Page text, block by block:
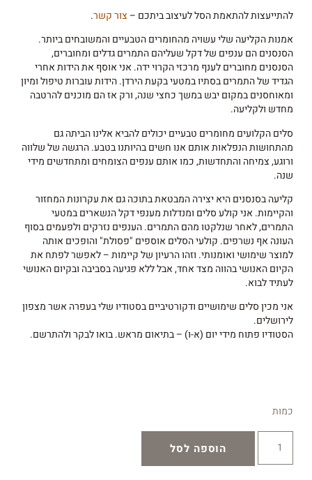
להתייעצות להתאמת הסל לעיצוב ביתכם – צור קשר.
אמנות הקליעה שלי עשויה מהחומרים הטבעיים והמשובחים ביותר.
הסנסנים הם ענפים של דקל שעליהם התמרים גדלים ומחוברים,
הסנסנים מחוברים לענף מרכזי הקרוי ידה. אני אוסף את הידות אחרי
הגדיד של התמרים בסתיו במטעי בקעת הירדן. הידות עוברות טיפול ומיון
ומאוחסנים במקום יבש במשך כחצי שנה, ורק אז הם מוכנים להרטבה
מחדש ולקליעה.
סלים הקלועים מחומרים טבעיים יכולים להביא אלינו הביתה גם
מהתחושות הנפלאות אותם אנו חשים בהיותנו בטבע. הרגשה של שלווה
ורוגע, צמיחה והתחדשות, כמו אותם ענפים הצומחים ומתחדשים מידי
שנה.
קליעה בסנסנים היא יצירה המבטאת בתוכה גם את עקרונות המחזור
והקיימות. אני קולע סלים ומנדלות מענפי דקל הנשארים במטעי
התמרים, לאחר שנלקטו מהם התמרים. הענפים נזרקים ולפעמים בסוף
העונה אף נשרפים. קולעי הסלים אוספים "פסולת" והופכים אותה
למוצר שימושי ואומנותי. וזהו הרעיון של קיימות – לאפשר לפתח את
הקיום האנושי בהווה מצד אחד, אבל ללא פגיעה בסביבה ובקיום האנושי
לעתיד לבוא.
אני מכין סלים שימושיים ודקורטיביים בסטודיו שלי בעפרה אשר מצפון
לירושלים.
הסטודיו פתוח מידי יום (א-ו) – בתיאום מראש. בואו לבקר ולהתרשם.
כמות
הוספה לסל